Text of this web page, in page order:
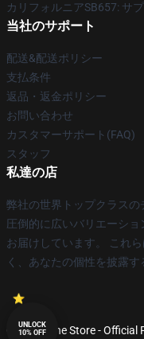
カリフォルニアSB657: サ
当社のサポート
配送&配送ポリシー
支払条件
返品・返金ポリシー
お問い合わせ
カスタマーサポート(FAQ)
スタッフ
私達の店
弊社の世界トップクラスの
圧倒的に広いバリエーシ
お届けしています。 これ
く、あなたの個性を披露す
© Pokimane Store - Official
UNLOCK
10% OFF